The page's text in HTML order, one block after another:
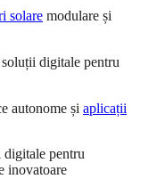
solare modulare și
digitale pentru
autonome și aplicații
digitale pentru
inovatoare